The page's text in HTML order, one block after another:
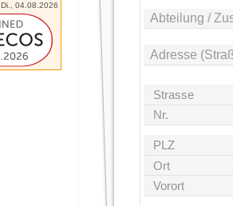
Abteilung /
Adresse
Di., 04.08.2026